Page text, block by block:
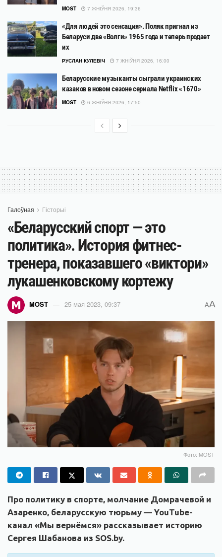
MOST 7 ЖНІЎНЯ 2026, 19:36
«Для людей это сенсация». Поляк пригнал из
Беларуси две «Волги» 1965 года и теперь продает
их
РУСЛАН КУЛЕВІЧ 7 ЖНІЎНЯ 2026, 16:00
Беларусские музыканты сыграли украинских
казаков в новом сезоне сериала Netflix «1670»
MOST 6 ЖНІЎНЯ 2026, 17:50
Галоўная Гісторыі
«Беларусский спорт — это
политика». История фитнес-
тренера, показавшего «виктори»
лукашенковскому кортежу
MOST 25 мая 2023, 09:37 AA
Фото: MOST
Про политику в спорте, молчание Домрачевой и
Азаренко, беларусскую тюрьму — YouTube-
канал «Мы вернёмся» рассказывает историю
Сергея Шабанова из SOS.by.